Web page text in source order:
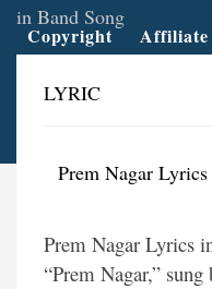
Copyright Affiliate
in Band Song
LYRIC
Prem Nagar Lyrics
Prem Nagar Lyrics
“Prem Nagar,”